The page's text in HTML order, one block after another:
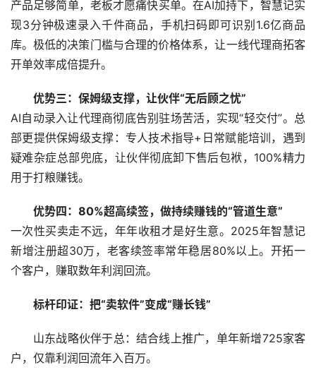
产品足够简单，老板才愿痛快买单。在AI加持下，智慧记实
现3分钟极速录入千件商品，手机扫码即可识别1.6亿商品
库。极低的决策门槛与合理的价格体系，让一线代理商拓客
开单效率成倍提升。
优势三：保姆级支撑，让伙伴“无后顾之忧”
AI自动录入让代理商彻底告别驻场苦活，实现“轻交付”。总
部更提供保姆级支撑：专人技术指导+日常赋能培训，遇到
疑难杂症总部兜底，让伙伴彻底卸下售后包袱，100%精力
用于打粮赚钱。
优势四：80%超高续签，做持续赚钱的“管道生意”
一次性买卖走不远，年年收租才是好生意。2025年智慧记
新增注册超30万，老客续签率常年稳居80%以上。开拓一
个客户，赚取数年利润回流。
标杆印证：把“卖软件”变成“赚长钱”
山东战略伙伴于总：结合线上推广，单年新增725家客
户，仅靠利润回流年入百万。